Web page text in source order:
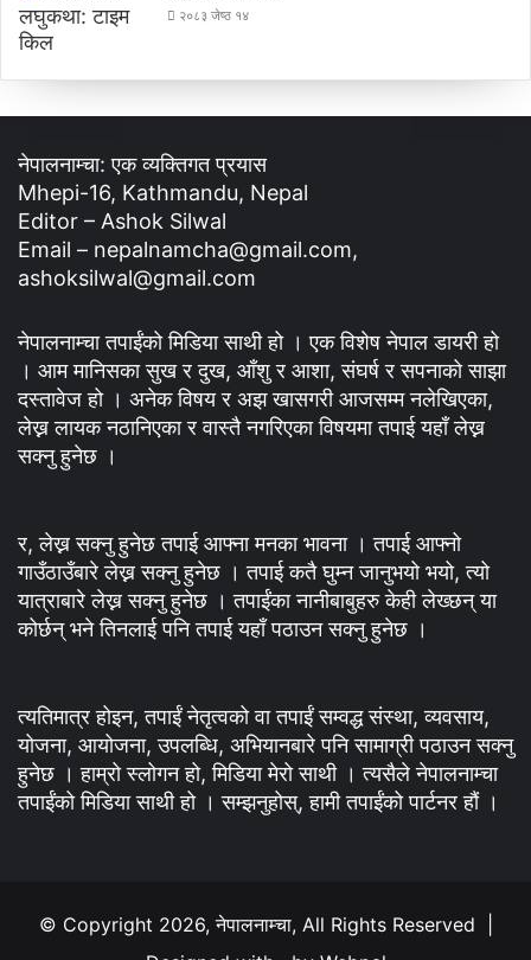
२०८३ जेष्ठ १४
नेपालनाम्चा: एक व्यक्तिगत प्रयास
Mhepi-16, Kathmandu, Nepal
Editor – Ashok Silwal
Email – nepalnamcha@gmail.com,
ashoksilwal@gmail.com
नेपालनाम्चा तपाईंको मिडिया साथी हो । एक विशेष नेपाल डायरी हो
। आम मानिसका सुख र दुख, आँशु र आशा, संघर्ष र सपनाको साझा
दस्तावेज हो । अनेक विषय र अझ खासगरी आजसम्म नलेखिएका,
लेख्न लायक नठानिएका र वास्तै नगरिएका विषयमा तपाई यहाँ लेख्न
सक्नु हुनेछ ।
र, लेख्न सक्नु हुनेछ तपाई आफ्ना मनका भावना । तपाई आफ्नो
गाउँठाउँबारे लेख्न सक्नु हुनेछ । तपाई कतै घुम्न जानुभयो भयो, त्यो
यात्राबारे लेख्न सक्नु हुनेछ । तपाईंका नानीबाबुहरु केही लेख्छन् या
कोर्छन् भने तिनलाई पनि तपाई यहाँ पठाउन सक्नु हुनेछ ।
त्यतिमात्र होइन, तपाईं नेतृत्वको वा तपाईं सम्वद्ध संस्था, व्यवसाय,
योजना, आयोजना, उपलब्धि, अभियानबारे पनि सामाग्री पठाउन सक्नु
हुनेछ । हाम्रो स्लोगन हो, मिडिया मेरो साथी । त्यसैले नेपालनाम्चा
तपाईंको मिडिया साथी हो । सम्झनुहोस्, हामी तपाईंको पार्टनर हौं ।
© Copyright 2026, नेपालनाम्चा, All Rights Reserved |